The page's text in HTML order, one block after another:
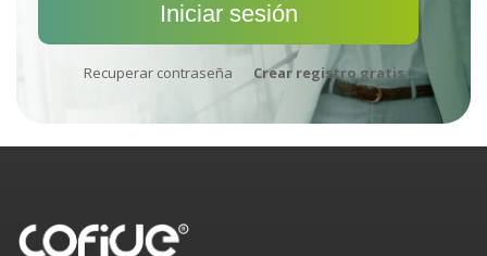
Recuperar contraseña Crear registro gratis